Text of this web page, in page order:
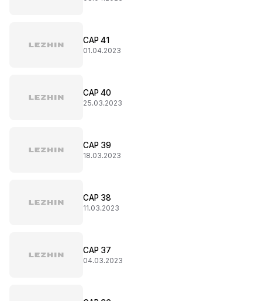
CAP 41
01.04.2023
CAP 40
25.03.2023
CAP 39
18.03.2023
CAP 38
11.03.2023
CAP 37
04.03.2023